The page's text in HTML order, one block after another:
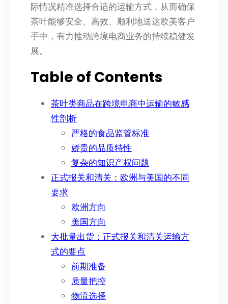
际情况精准选择合适的运输方式，从而确保
茶叶能够安全、高效、顺利地送达欧美客户
手中，有力推动跨境电商业务的持续稳健发
展。
Table of Contents
茶叶类商品在跨境电商中运输的敏感
性剖析
严格的食品监管标准
娇贵的品质特性
复杂的知识产权问题
正式报关和清关：欧洲与美国的不同
要求
欧洲方向
美国方向
大批量出货：正式报关和清关运输方
式的要点
前期准备
质量把控
物流选择